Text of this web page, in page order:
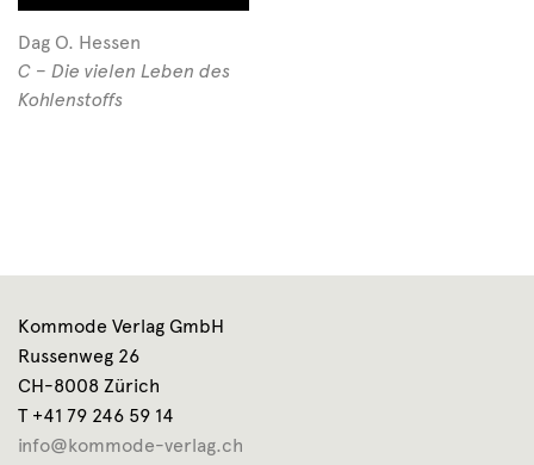
Dag O. Hessen
C – Die vielen Leben des
Kohlenstoffs
Kommode Verlag GmbH
Russenweg 26
CH-8008 Zürich
T +41 79 246 59 14
info@kommode-verlag.ch